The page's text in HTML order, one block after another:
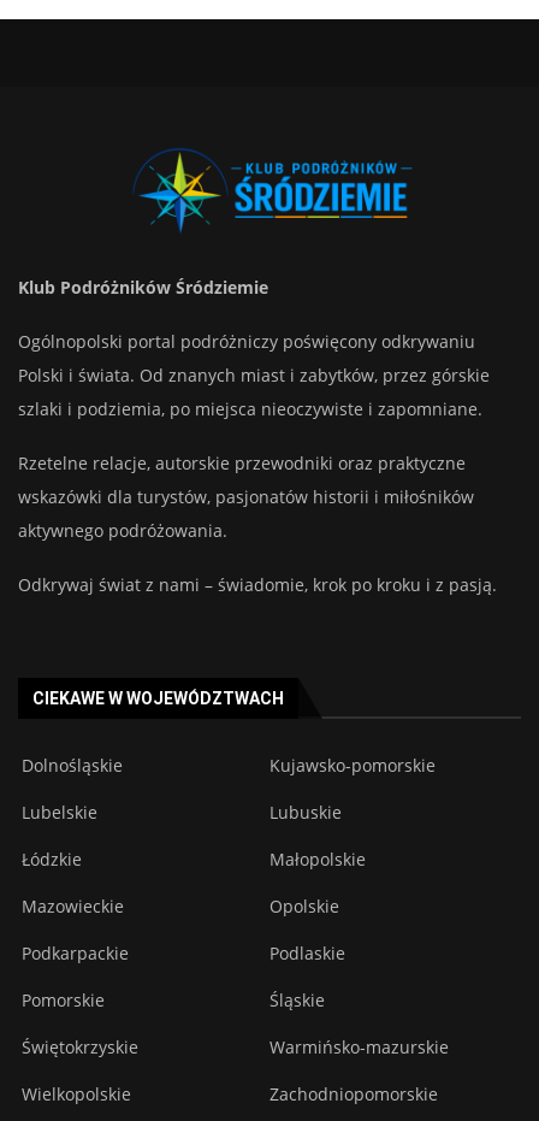
Klub Podróżników Śródziemie
Ogólnopolski portal podróżniczy poświęcony odkrywaniu
Polski i świata. Od znanych miast i zabytków, przez górskie
szlaki i podziemia, po miejsca nieoczywiste i zapomniane.
Rzetelne relacje, autorskie przewodniki oraz praktyczne
wskazówki dla turystów, pasjonatów historii i miłośników
aktywnego podróżowania.
Odkrywaj świat z nami – świadomie, krok po kroku i z pasją.
CIEKAWE W WOJEWÓDZTWACH
Dolnośląskie Kujawsko-pomorskie
Lubelskie Lubuskie
Łódzkie Małopolskie
Mazowieckie Opolskie
Podkarpackie Podlaskie
Pomorskie Śląskie
Świętokrzyskie Warmińsko-mazurskie
Wielkopolskie Zachodniopomorskie